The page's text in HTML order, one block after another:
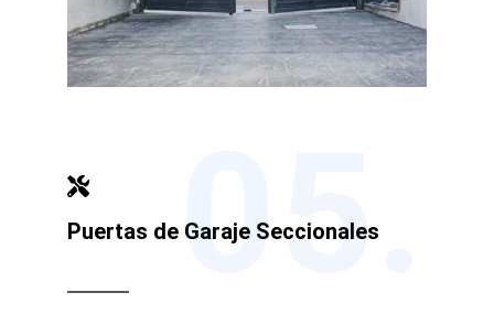
Puertas de Garaje Seccionales
05.